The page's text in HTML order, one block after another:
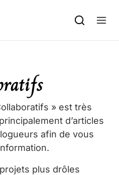
» est très
d’articles
afin de vous
plus drôles